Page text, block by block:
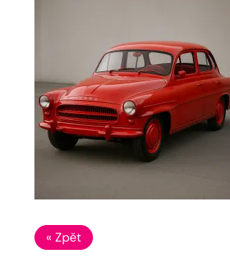
« Zpět